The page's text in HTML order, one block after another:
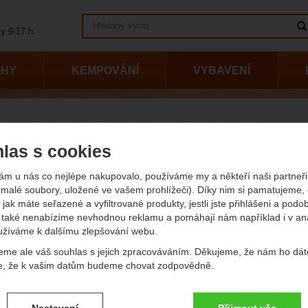
s cookies
u nás co nejlépe nakupovalo, používáme my a někteří naši partneři
soubory, uložené ve vašem prohlížeči). Díky nim si pamatujeme,
máte seřazené a vyfiltrované produkty, jestli jste přihlášeni a
nenabízíme nevhodnou reklamu a pomáhají nám například i v
k dalšímu zlepšování webu.
ale váš souhlas s jejich zpracováváním. Děkujeme, že nám ho
že k vašim datům budeme chovat zodpovědně.
souhlasů s kategoriemi cookies
Horolezecké vybavení Horolezecké cepíny CAMP.
cepíny CAMP.
podle parametrů
Kč
KEMPOVÁNÍ VYBAVENÍ
9-17 h.